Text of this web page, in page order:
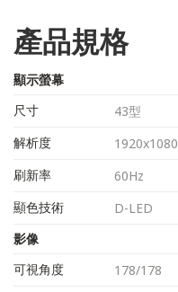
產品規格
顯示螢幕
尺寸
43型
解析度
1920x1080
刷新率
60Hz
顯色技術
D-LED
影像
可視角度
178/178